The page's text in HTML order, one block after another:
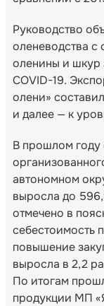
Руководство
оленеводства
оленины и шкур
COVID-19.
олени»
и далее — к
В прошлом году
автономном
выросла до
отмечено в
себестоимость
повышение
выросла в 2,2
По итогам
продукции МП